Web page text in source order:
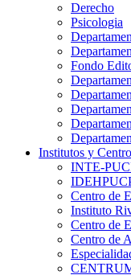
Derecho
Psicologia
Fondo
Institutos y
INTE-
Centro de
Instituto
Centro de
Centro de